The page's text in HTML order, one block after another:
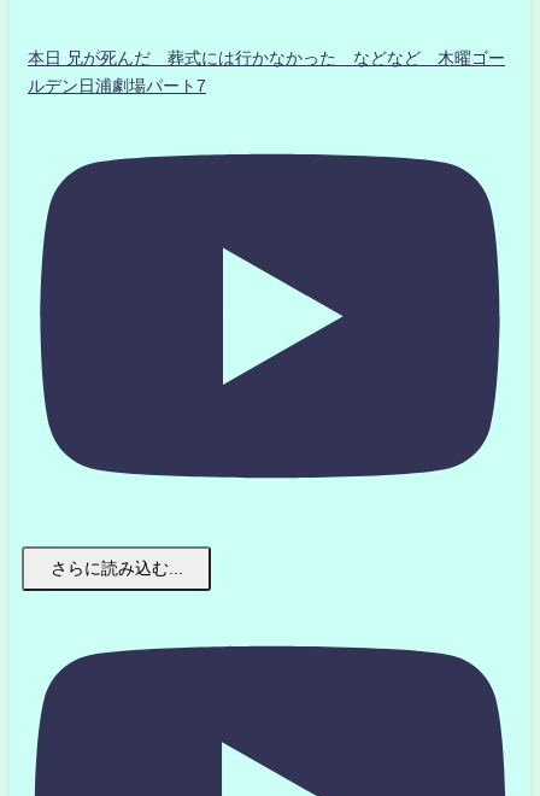
本日 兄が死んだ 葬式には行かなかった などなど 木曜ゴー
ルデン日浦劇場パート7
さらに読み込む...